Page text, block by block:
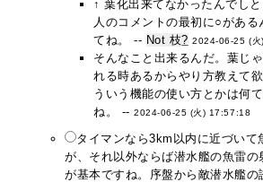
↑ 葉化出来てなかったんでし
人のコメントの最初に○があ
てね。 -- Not 枝? 2024-06-25 (
そんなこと出来るんだ。葉じ
れる時あるからやり方教えて
ういう機能の使い方とかは何
ね。 --2024-06-25 (火) 17:57:18
タイマンなら3km以内に近づいて
が、それ以外ならば潜水艦の魚雷
が基本ですね。序盤から敵潜水艦の